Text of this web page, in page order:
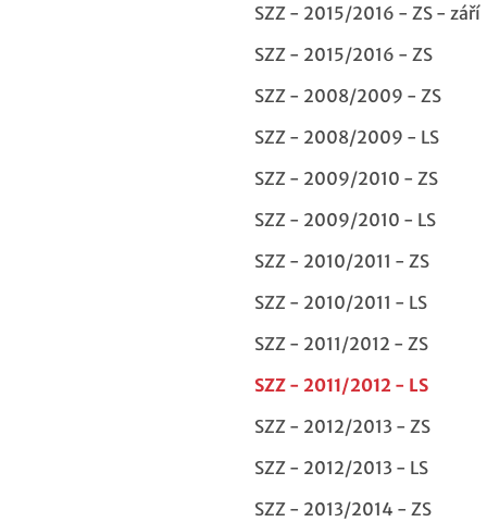
SZZ - 2015/2016 - ZS - září
SZZ - 2015/2016 - ZS
SZZ - 2008/2009 - ZS
SZZ - 2008/2009 - LS
SZZ - 2009/2010 - ZS
SZZ - 2009/2010 - LS
SZZ - 2010/2011 - ZS
SZZ - 2010/2011 - LS
SZZ - 2011/2012 - ZS
SZZ - 2011/2012 - LS
SZZ - 2012/2013 - ZS
SZZ - 2012/2013 - LS
SZZ - 2013/2014 - ZS